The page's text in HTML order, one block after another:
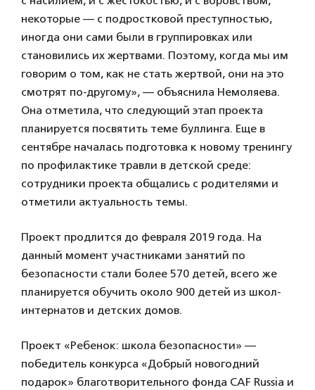
некоторые — с подростковой преступностью,
иногда они сами были в группировках или
становились их жертвами. Поэтому, когда мы им
говорим о том, как не стать жертвой, они на это
смотрят по-другому», — объяснила Немоляева.
Она отметила, что следующий этап проекта
планируется посвятить теме буллинга. Еще в
сентябре началась подготовка к новому тренингу
по профилактике травли в детской среде:
сотрудники проекта общались с родителями и
отметили актуальность темы.
Проект продлится до февраля 2019 года. На
данный момент участниками занятий по
безопасности стали более 570 детей, всего же
планируется обучить около 900 детей из школ-
интернатов и детских домов.
Проект «Ребенок: школа безопасности» —
победитель конкурса «Добрый новогодний
подарок» благотворительного фонда CAF Russia и